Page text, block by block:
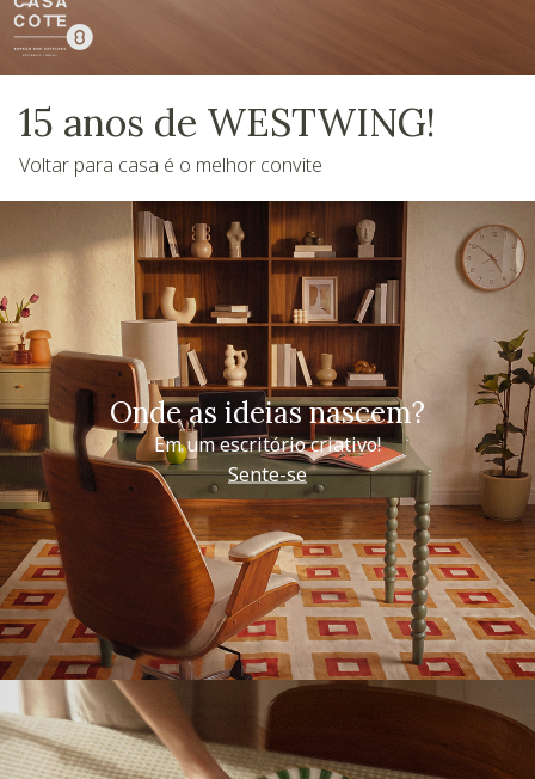
15 anos de WESTWING!
Voltar para casa é o melhor convite
Onde as ideias nascem?
Em um escritório criativo!
Sente-se